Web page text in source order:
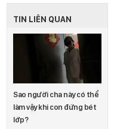
TIN LIÊN QUAN
Sao người cha này có thể
làm vậy khi con đứng bét
lớp?